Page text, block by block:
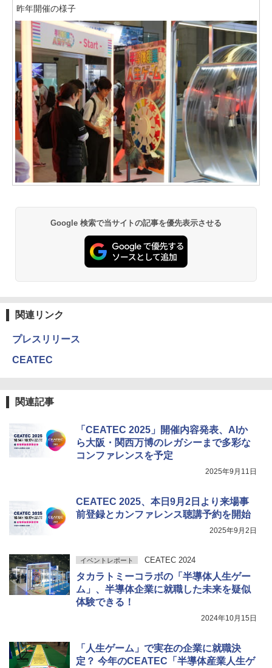
昨年開催の様子
Google 検索で当サイトの記事を優先表示させる
関連リンク
プレスリリース
CEATEC
関連記事
「CEATEC 2025」開催内容発表、AIか
ら大阪・関西万博のレガシーまで多彩な
コンファレンスを予定
2025年9月11日
CEATEC 2025、本日9月2日より来場事
前登録とカンファレンス聴講予約を開始
2025年9月2日
イベントレポート CEATEC 2024
タカラトミーコラボの「半導体人生ゲー
ム」、半導体企業に就職した未来を疑似
体験できる！
2024年10月15日
「人生ゲーム」で実在の企業に就職決
定？ 今年のCEATEC「半導体産業人生ゲ